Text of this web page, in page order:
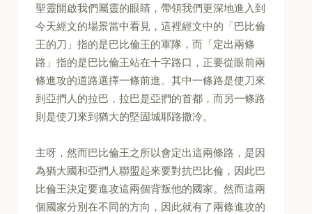
聖靈開啟我們屬靈的眼睛，帶領我們更深地進入到
今天經文的場景當中看見，這裡經文中的「巴比倫
王的刀」指的是巴比倫王的軍隊，而「定出兩條
路」指的是巴比倫王站在十字路口，正要從眼前兩
條進攻的道路選擇一條前進。其中一條路是使刀來
到亞捫人的拉巴，拉巴是亞捫的首都，而另一條路
則是使刀來到猶大的堅固城耶路撒冷。
主呀，然而巴比倫王之所以會定出這兩條路，是因
為猶大國和亞捫人聯盟起來要對抗巴比倫，因此巴
比倫王決定要進攻這兩個背叛他的國家。然而這兩
個國家分別在不同的方向，因此就有了兩條進攻的